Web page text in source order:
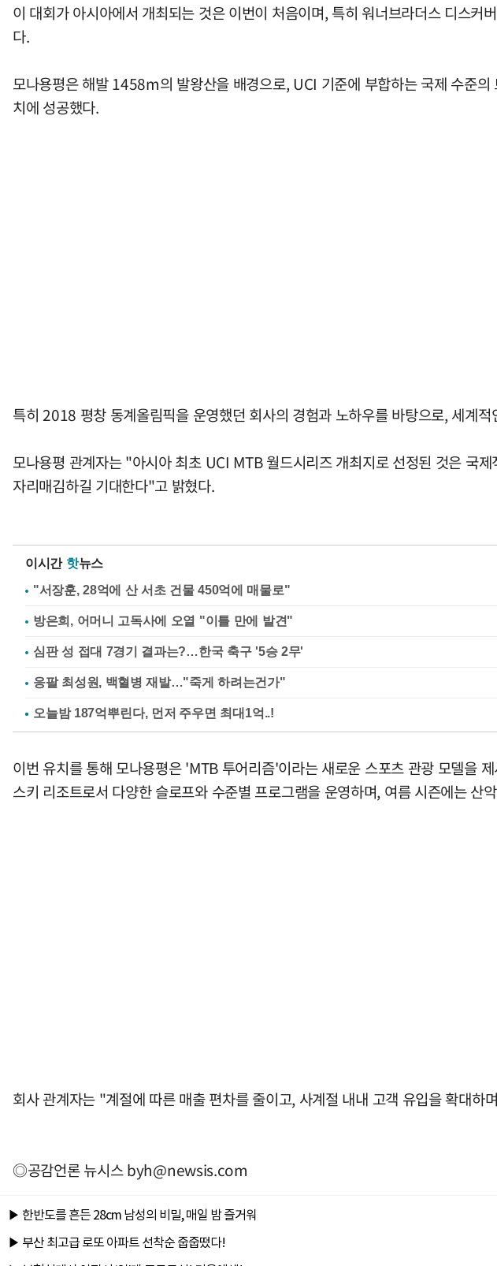
이 대회가 아시아에서 개최되는 것은 이번이 처음이며, 특히 워너브라더스 디스
다.
모나용평은 해발 1458m의 발왕산을 배경으로, UCI 기준에 부합하는 국제 수준
치에 성공했다.
특히 2018 평창 동계올림픽을 운영했던 회사의 경험과 노하우를 바탕으로, 세계
모나용평 관계자는 "아시아 최초 UCI MTB 월드시리즈 개최지로 선정된 것은 국
자리매김하길 기대한다"고 밝혔다.
이시간 핫뉴스
"서장훈, 28억에 산 서초 건물 450억에 매물로"
방은희, 어머니 고독사에 오열 "이틀 만에 발견"
심판 성 접대 7경기 결과는?…한국 축구 '5승 2무'
응팔 최성원, 백혈병 재발…"죽게 하려는건가"
이번 유치를 통해 모나용평은 'MTB 투어리즘'이라는 새로운 스포츠 관광 모델을
스키 리조트로서 다양한 슬로프와 수준별 프로그램을 운영하며, 여름 시즌에는 산
회사 관계자는 "계절에 따른 매출 편차를 줄이고, 사계절 내내 고객 유입을 확대
◎공감언론 뉴시스byh@newsis.com